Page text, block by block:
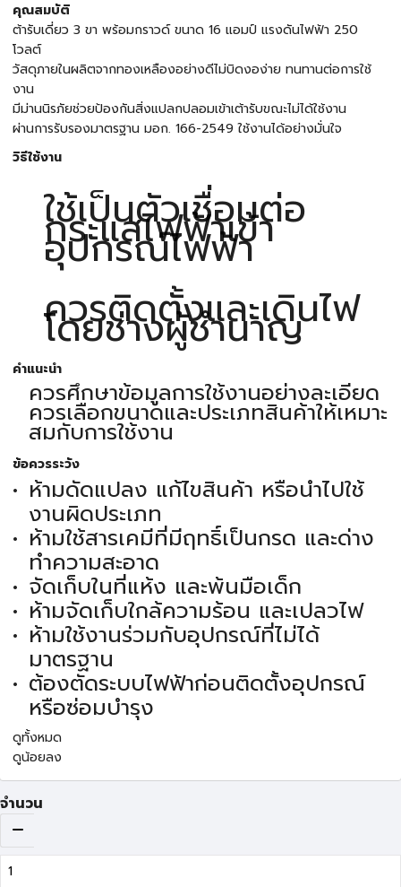
คุณสมบัติ
ต้ารับเดี่ยว 3 ขา พร้อมกราวด์ ขนาด 16 แอมป์ แรงดันไฟฟ้า 250
โวลต์
วัสดุภายในผลิตจากทองเหลืองอย่างดีไม่บิดงอง่าย ทนทานต่อการใช้
งาน
มีม่านนิรภัยช่วยป้องกันสิ่งแปลกปลอมเข้าเต้ารับขณะไม่ได้ใช้งาน
ผ่านการรับรองมาตรฐาน มอก. 166-2549 ใช้งานได้อย่างมั่นใจ
วิธีใช้งาน
ใช้เป็นตัวเชื่อมต่อ
กระแสไฟฟ้าเข้า
อุปกรณ์ไฟฟ้า
ควรติดตั้งและเดินไฟ
โดยช่างผู้ชำนาญ
คำแนะนำ
ควรศึกษาข้อมูลการใช้งานอย่างละเอียด
ควรเลือกขนาดและประเภทสินค้าให้เหมาะ
สมกับการใช้งาน
ข้อควรระวัง
ห้ามดัดแปลง แก้ไขสินค้า หรือนำไปใช้
งานผิดประเภท
ห้ามใช้สารเคมีที่มีฤทธิ์เป็นกรด และด่าง
ทำความสะอาด
จัดเก็บในที่แห้ง และพ้นมือเด็ก
ห้ามจัดเก็บใกล้ความร้อน และเปลวไฟ
ห้ามใช้งานร่วมกับอุปกรณ์ที่ไม่ได้
มาตรฐาน
ต้องตัดระบบไฟฟ้าก่อนติดตั้งอุปกรณ์
หรือซ่อมบำรุง
ดูทั้งหมด
ดูน้อยลง
จำนวน